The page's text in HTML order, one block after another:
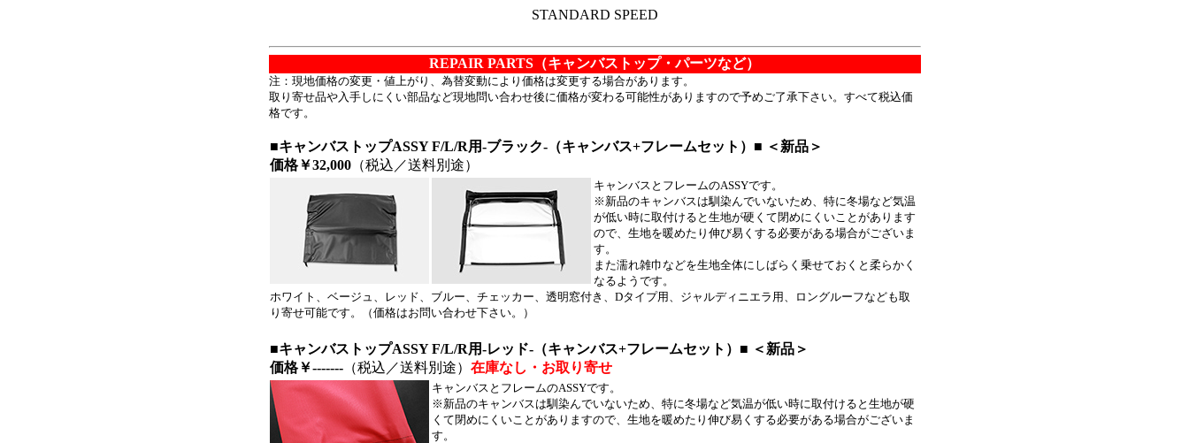
STANDARD SPEED
REPAIR PARTS（キャンバストップ・パーツなど）
注：現地価格の変更・値上がり、為替変動により価格は変更する場合があります。
取り寄せ品や入手しにくい部品など現地問い合わせ後に価格が変わる可能性がありますので予めご了承下さい。すべて税込価
格です。
■キャンバストップASSY F/L/R用-ブラック-（キャンバス+フレームセット）■ ＜新品＞
価格￥32,000（税込／送料別途）
キャンバスとフレームのASSYです。
※新品のキャンバスは馴染んでいないため、特に冬場など気温
が低い時に取付けると生地が硬くて閉めにくいことがあります
ので、生地を暖めたり伸び易くする必要がある場合がございま
す。
また濡れ雑巾などを生地全体にしばらく乗せておくと柔らかく
なるようです。
ホワイト、ベージュ、レッド、ブルー、チェッカー、透明窓付き、Dタイプ用、ジャルディニエラ用、ロングルーフなども取
り寄せ可能です。（価格はお問い合わせ下さい。）
■キャンバストップASSY F/L/R用-レッド-（キャンバス+フレームセット）■ ＜新品＞
価格￥-------（税込／送料別途） 在庫なし・お取り寄せ
キャンバスとフレームのASSYです。
※新品のキャンバスは馴染んでいないため、特に冬場など気温が低い時に取付けると生地が硬
くて閉めにくいことがありますので、生地を暖めたり伸び易くする必要がある場合がございま
す。